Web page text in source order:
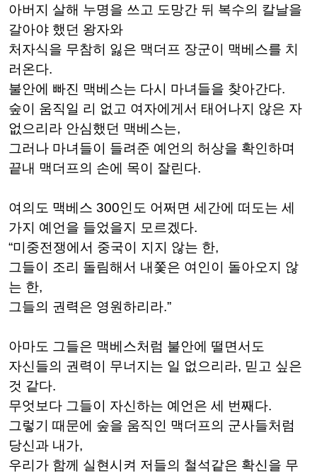
아버지 살해 누명을 쓰고 도망간 뒤 복수의 칼날을
갈아야 했던 왕자와
처자식을 무참히 잃은 맥더프 장군이 맥베스를 치
러온다.
불안에 빠진 맥베스는 다시 마녀들을 찾아간다.
숲이 움직일 리 없고 여자에게서 태어나지 않은 자
없으리라 안심했던 맥베스는,
그러나 마녀들이 들려준 예언의 허상을 확인하며
끝내 맥더프의 손에 목이 잘린다.
여의도 맥베스 300인도 어쩌면 세간에 떠도는 세
가지 예언을 들었을지 모르겠다.
“미중전쟁에서 중국이 지지 않는 한,
그들이 조리 돌림해서 내쫓은 여인이 돌아오지 않
는 한,
그들의 권력은 영원하리라.”
아마도 그들은 맥베스처럼 불안에 떨면서도
자신들의 권력이 무너지는 일 없으리라, 믿고 싶은
것 같다.
무엇보다 그들이 자신하는 예언은 세 번째다.
그렇기 때문에 숲을 움직인 맥더프의 군사들처럼
당신과 내가,
우리가 함께 실현시켜 저들의 철석같은 확신을 무